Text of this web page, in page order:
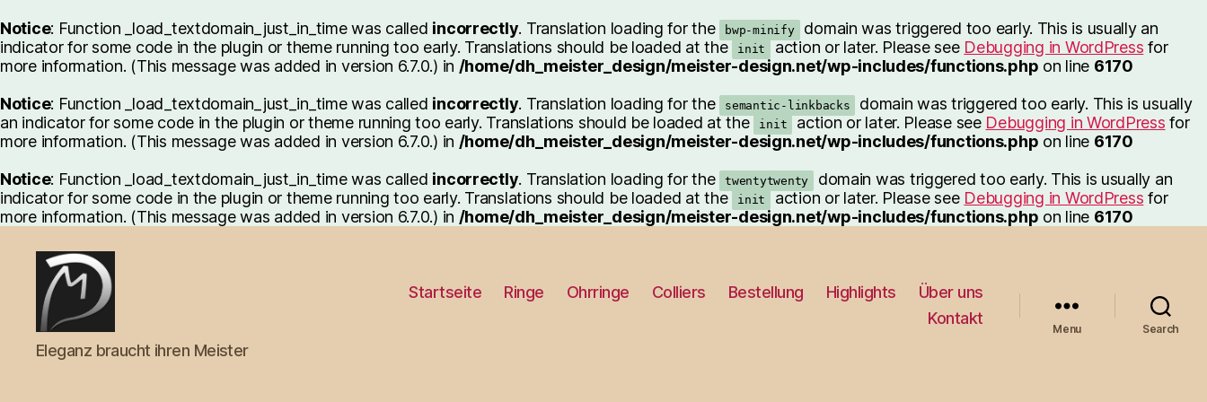
Notice: Function _load_textdomain_just_in_time was called incorrectly. Translation loading for the bwp-minify
domain was triggered too early. This is usually an
indicator for some code in the plugin or theme running too early. Translations should be loaded at the
init action or later. Please see Debugging in WordPress for
more information. (This message was added in version 6.7.0.) in /home/dh_meister_design/meister-design.net/wp-includes/functions.php on line 6170
Notice: Function _load_textdomain_just_in_time was called incorrectly. Translation loading for the semantic-linkbacks
domain was triggered too early. This is usually
an indicator for some code in the plugin or theme running too early. Translations should be loaded at the
init action or later. Please see Debugging in WordPress for
more information. (This message was added in version 6.7.0.) in /home/dh_meister_design/meister-design.net/wp-includes/functions.php on line 6170
Notice: Function _load_textdomain_just_in_time was called incorrectly. Translation loading for the twentytwenty
domain was triggered too early. This is usually an
indicator for some code in the plugin or theme running too early. Translations should be loaded at the
init action or later. Please see Debugging in WordPress for
more information. (This message was added in version 6.7.0.) in /home/dh_meister_design/meister-design.net/wp-includes/functions.php on line 6170
Meister-
Design.net
Eleganz braucht ihren Meister
Startseite Ringe Ohrringe Colliers Bestellung Highlights
Über uns
Kontakt
Menu Search